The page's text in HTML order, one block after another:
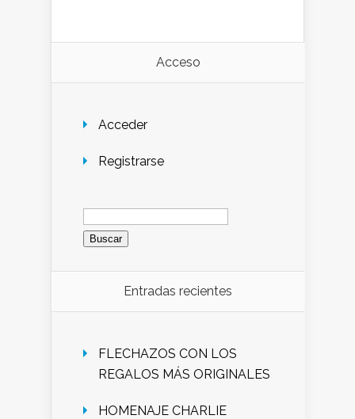
Acceso
Acceder
Registrarse
Buscar:
Entradas recientes
FLECHAZOS CON LOS
REGALOS MÁS ORIGINALES
HOMENAJE CHARLIE